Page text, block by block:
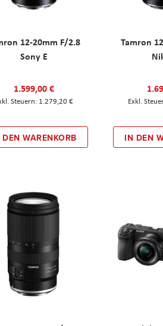
12-20mm F/2.8
Sony E
1.599,00 €
1.279,20 €
DEN WARENKORB
Tamron
IN DEN